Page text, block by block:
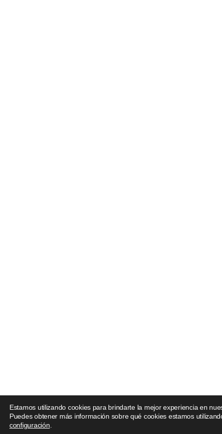
Estamos utilizando cookies para brindarte la mejor experiencia en
Puedes obtener más información sobre qué cookies estamos
configuración